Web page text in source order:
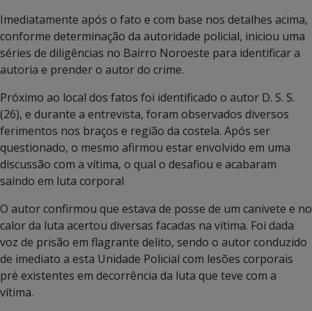
Imediatamente após o fato e com base nos detalhes acima,
conforme determinação da autoridade policial, iniciou uma
séries de diligências no Bairro Noroeste para identificar a
autoria e prender o autor do crime.
Próximo ao local dos fatos foi identificado o autor D. S. S.
(26), e durante a entrevista, foram observados diversos
ferimentos nos braços e região da costela. Após ser
questionado, o mesmo afirmou estar envolvido em uma
discussão com a vítima, o qual o desafiou e acabaram
saindo em luta corporal
O autor confirmou que estava de posse de um canivete e no
calor da luta acertou diversas facadas na vítima. Foi dada
voz de prisão em flagrante delito, sendo o autor conduzido
de imediato a esta Unidade Policial com lesões corporais
pré existentes em decorrência da luta que teve com a
vítima.